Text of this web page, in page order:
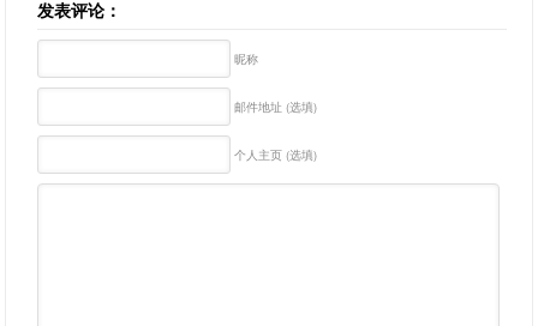
发表评论：
昵称
邮件地址 (选填)
个人主页 (选填)